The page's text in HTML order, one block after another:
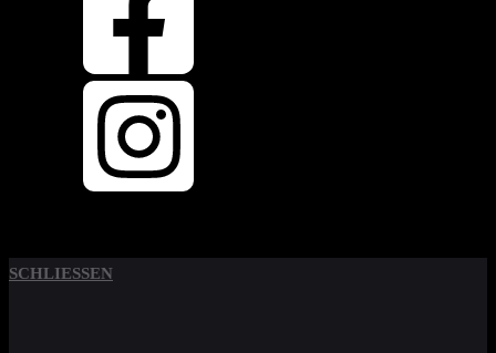
SCHLIESSEN